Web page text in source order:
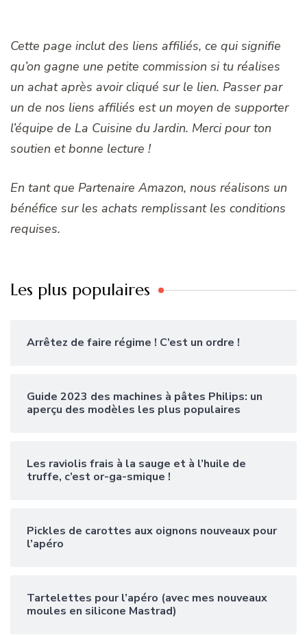
Cette page inclut des liens affiliés, ce qui signifie
qu’on gagne une petite commission si tu réalises
un achat après avoir cliqué sur le lien. Passer par
un de nos liens affiliés est un moyen de supporter
l’équipe de La Cuisine du Jardin. Merci pour ton
soutien et bonne lecture !
En tant que Partenaire Amazon, nous réalisons un
bénéfice sur les achats remplissant les conditions
requises.
Les plus populaires
Arrêtez de faire régime ! C’est un ordre !
Guide 2023 des machines à pâtes Philips: un
aperçu des modèles les plus populaires
Les raviolis frais à la sauge et à l’huile de
truffe, c’est or-ga-smique !
Pickles de carottes aux oignons nouveaux pour
l’apéro
Tartelettes pour l’apéro (avec mes nouveaux
moules en silicone Mastrad)